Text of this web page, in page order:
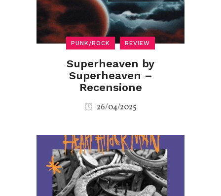
PUNK/ROCK REVIEW
Superheaven by
Superheaven –
Recensione
26/04/2025